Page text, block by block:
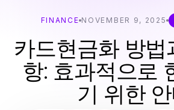
FINANCE NOVEMBER 9, 2025
카드현금화 방
항: 효과적으로
기 위한